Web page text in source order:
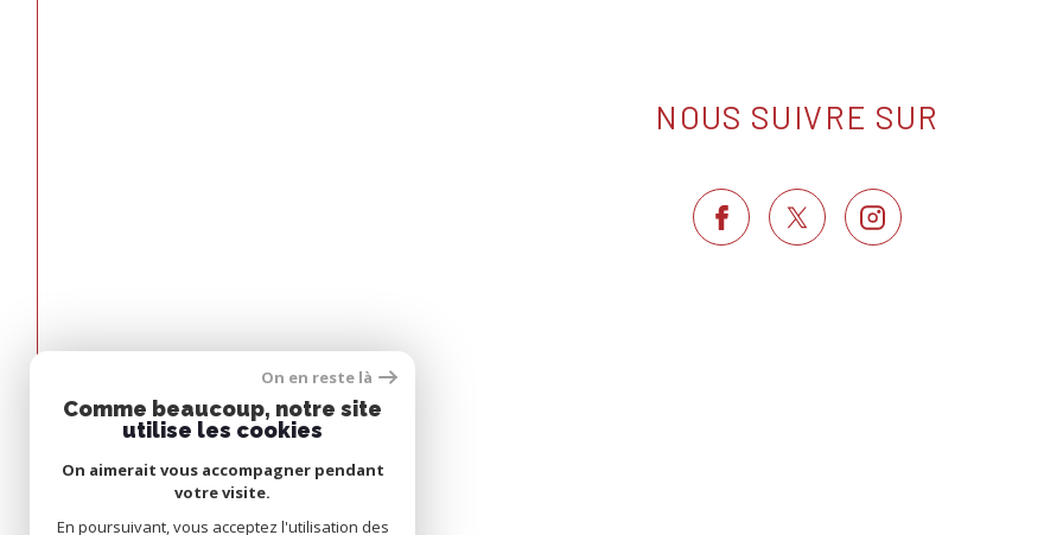
NOUS SUIVRE SUR
Espace
PROPRIÉTAIRE
Se connecter
On en reste là
Comme beaucoup, notre site
utilise les cookies
On aimerait vous accompagner pendant
votre visite.
En poursuivant, vous acceptez l'utilisation des